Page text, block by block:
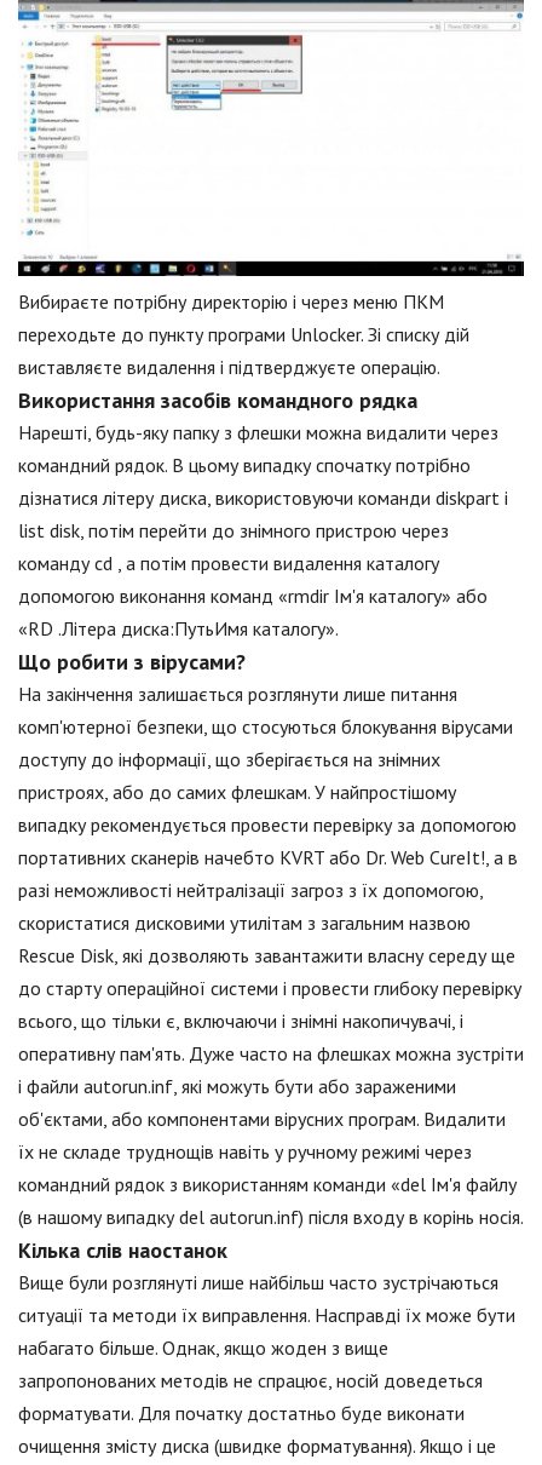
Вибираєте потрібну директорію і через меню ПКМ
переходьте до пункту програми Unlocker. Зі списку дій
виставляєте видалення і підтверджуєте операцію.
Використання засобів командного рядка
Нарешті, будь-яку папку з флешки можна видалити через
командний рядок. В цьому випадку спочатку потрібно
дізнатися літеру диска, використовуючи команди diskpart і
list disk, потім перейти до знімного пристрою через
команду cd , а потім провести видалення каталогу
допомогою виконання команд «rmdir Ім'я каталогу» або
«RD .Літера диска:ПутьИмя каталогу».
Що робити з вірусами?
На закінчення залишається розглянути лише питання
комп'ютерної безпеки, що стосуються блокування вірусами
доступу до інформації, що зберігається на знімних
пристроях, або до самих флешкам. У найпростішому
випадку рекомендується провести перевірку за допомогою
портативних сканерів начебто KVRT або Dr. Web CureIt!, а в
разі неможливості нейтралізації загроз з їх допомогою,
скористатися дисковими утилітам з загальним назвою
Rescue Disk, які дозволяють завантажити власну середу ще
до старту операційної системи і провести глибоку перевірку
всього, що тільки є, включаючи і знімні накопичувачі, і
оперативну пам'ять. Дуже часто на флешках можна зустріти
і файли autorun.inf, які можуть бути або зараженими
об'єктами, або компонентами вірусних програм. Видалити
їх не складе труднощів навіть у ручному режимі через
командний рядок з використанням команди «del Ім'я файлу
(в нашому випадку del autorun.inf) після входу в корінь носія.
Кілька слів наостанок
Вище були розглянуті лише найбільш часто зустрічаються
ситуації та методи їх виправлення. Насправді їх може бути
набагато більше. Однак, якщо жоден з вище
запропонованих методів не спрацює, носій доведеться
форматувати. Для початку достатньо буде виконати
очищення змісту диска (швидке форматування). Якщо і це